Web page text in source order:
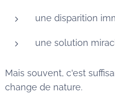
une disparition
une solution
Mais souvent, c'est
change de nature.